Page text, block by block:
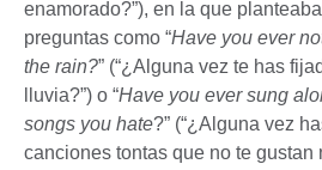
enamorado?”), en la que
preguntas como “Have you ever
the rain?” (“¿Alguna vez te has
lluvia?”) o “Have you ever sung
songs you hate?” (“¿Alguna vez
canciones tontas que no te gustan